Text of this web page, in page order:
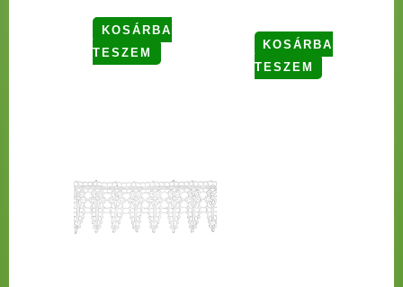
KOSÁRBA
TESZEM
KOSÁRBA
TESZEM